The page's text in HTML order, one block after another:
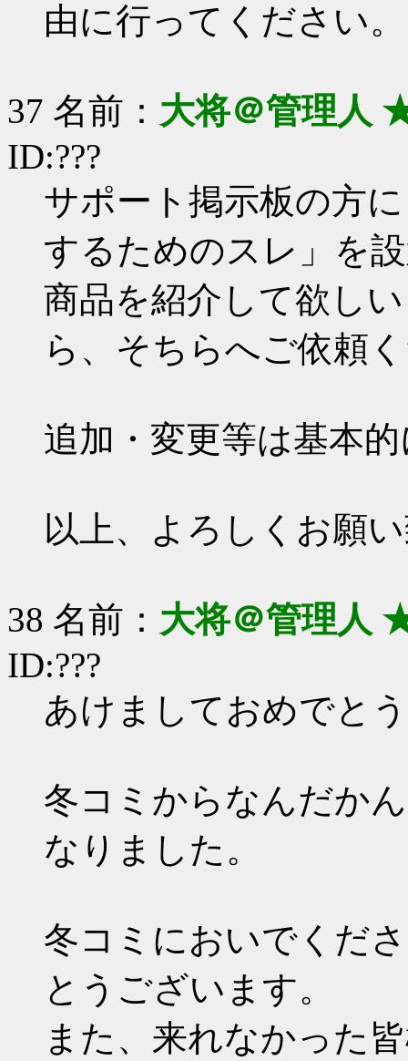
由に行ってください。
37 名前： 大将＠管理人
ID:???
サポート掲示板の方
するためのスレ」を
商品を紹介して欲し
ら、そちらへご依頼
追加・変更等は基本
以上、よろしくお願
38 名前： 大将＠管理人
ID:???
あけましておめでと
冬コミからなんだか
なりました。
冬コミにおいでくだ
とうございます。
また、来れなかった